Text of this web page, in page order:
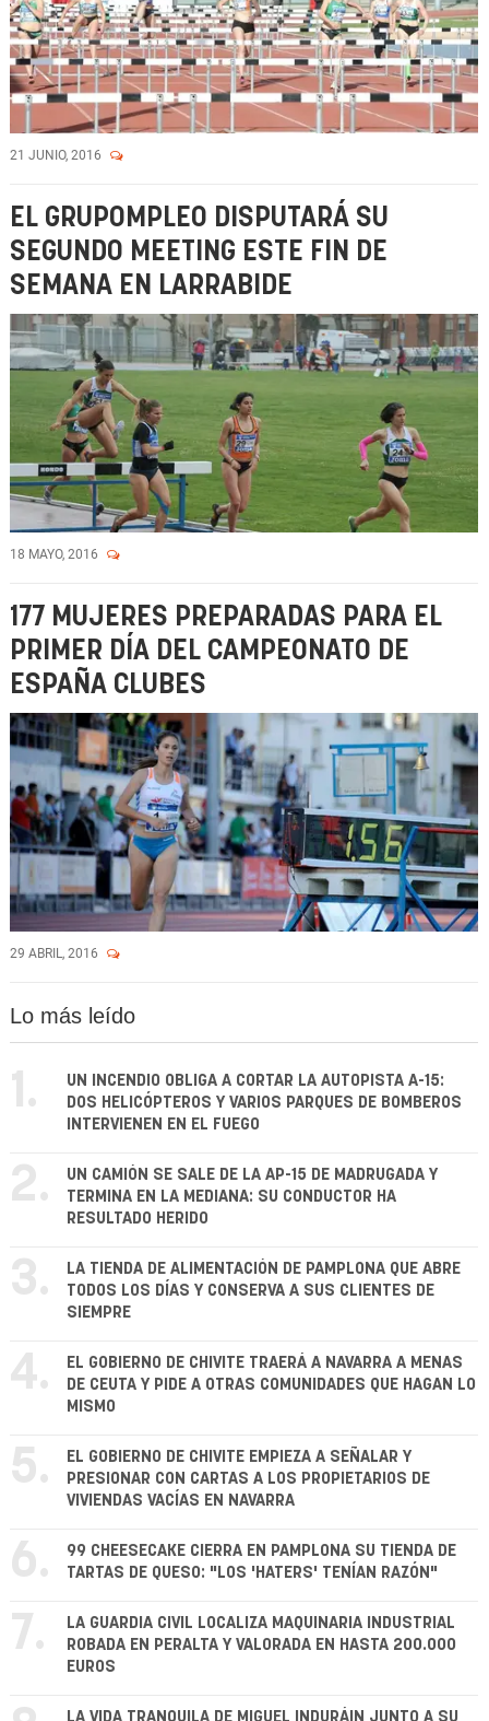
21 JUNIO, 2016
EL GRUPOMPLEO DISPUTARÁ SU
SEGUNDO MEETING ESTE FIN DE
SEMANA EN LARRABIDE
18 MAYO, 2016
177 MUJERES PREPARADAS PARA EL
PRIMER DÍA DEL CAMPEONATO DE
ESPAÑA CLUBES
29 ABRIL, 2016
Lo más leído
1.
UN INCENDIO OBLIGA A CORTAR LA AUTOPISTA A-15:
DOS HELICÓPTEROS Y VARIOS PARQUES DE BOMBEROS
INTERVIENEN EN EL FUEGO
2.
UN CAMIÓN SE SALE DE LA AP-15 DE MADRUGADA Y
TERMINA EN LA MEDIANA: SU CONDUCTOR HA
RESULTADO HERIDO
3.
LA TIENDA DE ALIMENTACIÓN DE PAMPLONA QUE ABRE
TODOS LOS DÍAS Y CONSERVA A SUS CLIENTES DE
SIEMPRE
4.
EL GOBIERNO DE CHIVITE TRAERÁ A NAVARRA A MENAS
DE CEUTA Y PIDE A OTRAS COMUNIDADES QUE HAGAN LO
MISMO
5.
EL GOBIERNO DE CHIVITE EMPIEZA A SEÑALAR Y
PRESIONAR CON CARTAS A LOS PROPIETARIOS DE
VIVIENDAS VACÍAS EN NAVARRA
6.
99 CHEESECAKE CIERRA EN PAMPLONA SU TIENDA DE
TARTAS DE QUESO: "LOS 'HATERS' TENÍAN RAZÓN"
7.
LA GUARDIA CIVIL LOCALIZA MAQUINARIA INDUSTRIAL
ROBADA EN PERALTA Y VALORADA EN HASTA 200.000
EUROS
LA VIDA TRANQUILA DE MIGUEL INDURÁIN JUNTO A SU